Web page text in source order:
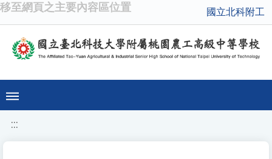
移至網頁之主要內容區位置 國立北科附工
:::